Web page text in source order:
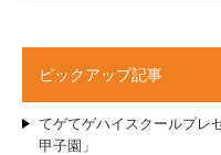
ピックアップ記事
てゲてゲハイスクールプレ
甲子園」